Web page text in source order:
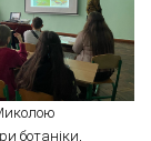
ботаніки,